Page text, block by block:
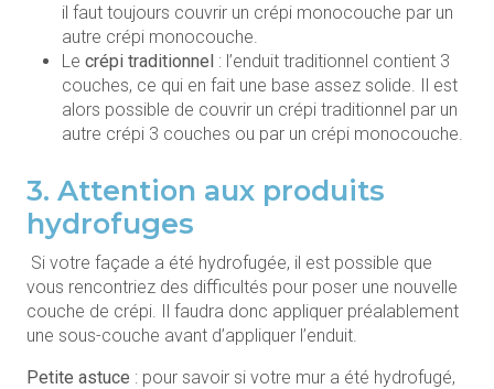
il faut toujours couvrir un crépi monocouche par un
autre crépi monocouche.
Le crépi traditionnel : l’enduit traditionnel contient 3
couches, ce qui en fait une base assez solide. Il est
alors possible de couvrir un crépi traditionnel par un
autre crépi 3 couches ou par un crépi monocouche.
3. Attention aux produits
hydrofuges
Si votre façade a été hydrofugée, il est possible que
vous rencontriez des difficultés pour poser une nouvelle
couche de crépi. Il faudra donc appliquer préalablement
une sous-couche avant d’appliquer l’enduit.
Petite astuce : pour savoir si votre mur a été hydrofugé,